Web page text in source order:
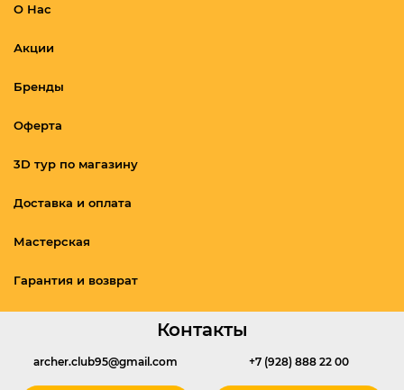
О Нас
Акции
Бренды
Оферта
3D тур по магазину
Доставка и оплата
Мастерская
Гарантия и возврат
Контакты
archer.club95@gmail.com +7 (928) 888 22 00